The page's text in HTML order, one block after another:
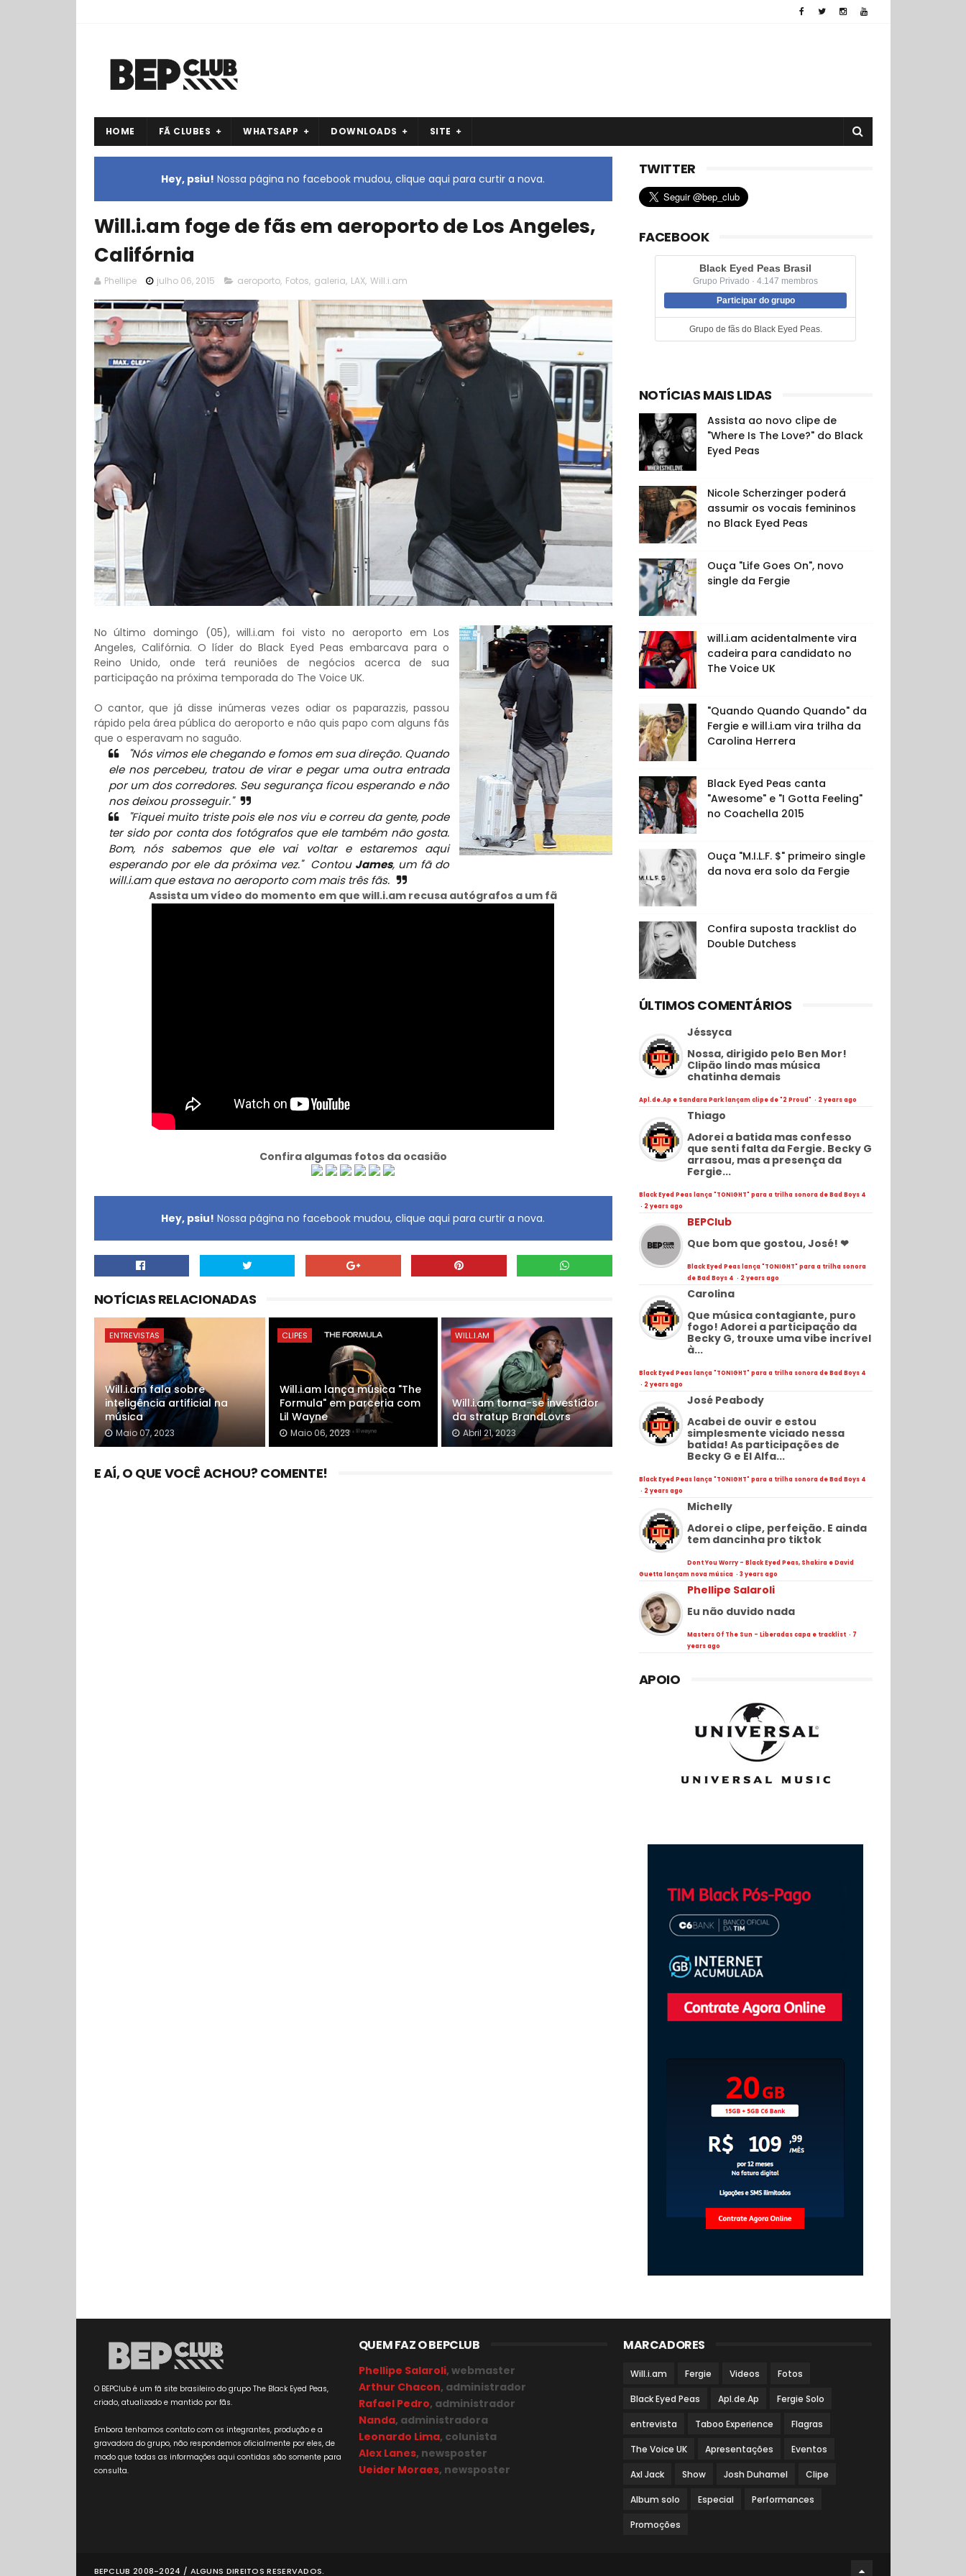
HOME FÃ CLUBES WHATSAPP DOWNLOADS SITE
Hey, psiu! Nossa página no facebook mudou, clique aqui para curtir a nova.
Will.i.am foge de fãs em aeroporto de Los Angeles,
Califórnia
Phellipe julho 06, 2015 aeroporto, Fotos, galeria, LAX, Will.i.am
No último domingo (05), will.i.am foi visto no aeroporto em Los
Angeles, Califórnia. O líder do Black Eyed Peas embarcava para o
Reino Unido, onde terá reuniões de negócios acerca de sua
participação na próxima temporada do The Voice UK.
O cantor, que já disse inúmeras vezes odiar os paparazzis, passou
rápido pela área pública do aeroporto e não quis papo com alguns fãs
que o esperavam no saguão.
"Nós vimos ele chegando e fomos em sua direção. Quando
ele nos percebeu, tratou de virar e pegar uma outra entrada
por um dos corredores. Seu segurança ficou esperando e não
nos deixou prosseguir."
"Fiquei muito triste pois ele nos viu e correu da gente, pode
ter sido por conta dos fotógrafos que ele também não gosta.
Bom, nós sabemos que ele vai voltar e estaremos aqui
esperando por ele da próxima vez." Contou James, um fã do
will.i.am que estava no aeroporto com mais três fãs.
Assista um vídeo do momento em que will.i.am recusa autógrafos a um fã
Confira algumas fotos da ocasião
Hey, psiu! Nossa página no facebook mudou, clique aqui para curtir a nova.
NOTÍCIAS RELACIONADAS
ENTREVISTAS
Will.i.am fala sobre
inteligência artificial na
música
Maio 07, 2023
CLIPES
Will.i.am lança música "The
Formula" em parceria com
Lil Wayne
Maio 06, 2023
WILL.I.AM
Will.i.am torna-se investidor
da stratup BrandLovrs
Abril 21, 2023
E AÍ, O QUE VOCÊ ACHOU? COMENTE!
TWITTER
FACEBOOK
Black Eyed Peas Brasil
Grupo Privado · 4.147 membros
Participar do grupo
Grupo de fãs do Black Eyed Peas.
NOTÍCIAS MAIS LIDAS
Assista ao novo clipe de
"Where Is The Love?" do Black
Eyed Peas
Nicole Scherzinger poderá
assumir os vocais femininos
no Black Eyed Peas
Ouça "Life Goes On", novo
single da Fergie
will.i.am acidentalmente vira
cadeira para candidato no
The Voice UK
"Quando Quando Quando" da
Fergie e will.i.am vira trilha da
Carolina Herrera
Black Eyed Peas canta
"Awesome" e "I Gotta Feeling"
no Coachella 2015
Ouça "M.I.L.F. $" primeiro single
da nova era solo da Fergie
Confira suposta tracklist do
Double Dutchess
ÚLTIMOS COMENTÁRIOS
Jéssyca
Nossa, dirigido pelo Ben Mor!
Clipão lindo mas música
chatinha demais
Apl.de.Ap e Sandara Park lançam clipe de "2 Proud" · 2 years ago
Thiago
Adorei a batida mas confesso
que senti falta da Fergie. Becky G
arrasou, mas a presença da
Fergie...
Black Eyed Peas lança "TONIGHT" para a trilha sonora de Bad Boys 4
· 2 years ago
BEPClub
Que bom que gostou, José! ❤
Black Eyed Peas lança "TONIGHT" para a trilha sonora
de Bad Boys 4 · 2 years ago
Carolina
Que música contagiante, puro
fogo! Adorei a participação da
Becky G, trouxe uma vibe incrível
à...
Black Eyed Peas lança "TONIGHT" para a trilha sonora de Bad Boys 4
· 2 years ago
José Peabody
Acabei de ouvir e estou
simplesmente viciado nessa
batida! As participações de
Becky G e El Alfa...
Black Eyed Peas lança "TONIGHT" para a trilha sonora de Bad Boys 4
· 2 years ago
Michelly
Adorei o clipe, perfeição. E ainda
tem dancinha pro tiktok
Dont You Worry - Black Eyed Peas, Shakira e David
Guetta lançam nova música · 3 years ago
Phellipe Salaroli
Eu não duvido nada
Masters Of The Sun - Liberadas capa e tracklist · 7
years ago
APOIO
O BEPClub é um fã site brasileiro do grupo The Black Eyed Peas,
criado, atualizado e mantido por fãs.
Embora tenhamos contato com os integrantes, produção e a
gravadora do grupo, não respondemos oficialmente por eles, de
modo que todas as informações aqui contidas são somente para
consulta.
QUEM FAZ O BEPCLUB
Phellipe Salaroli, webmaster
Arthur Chacon, administrador
Rafael Pedro, administrador
Nanda, administradora
Leonardo Lima, colunista
Alex Lanes, newsposter
Ueider Moraes, newsposter
MARCADORES
Will.i.am Fergie Videos Fotos
Black Eyed Peas Apl.de.Ap Fergie Solo
entrevista Taboo Experience Flagras
The Voice UK Apresentações Eventos
Axl Jack Show Josh Duhamel Clipe
Album solo Especial Performances
Promoções
BEPCLUB 2008-2024 / ALGUNS DIREITOS RESERVADOS.